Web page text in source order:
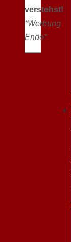
verstehst!
*Werbung
Ende*